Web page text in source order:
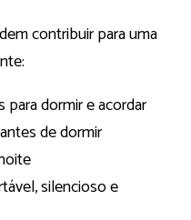
contribuir para uma
dormir e acordar
de dormir
silencioso e